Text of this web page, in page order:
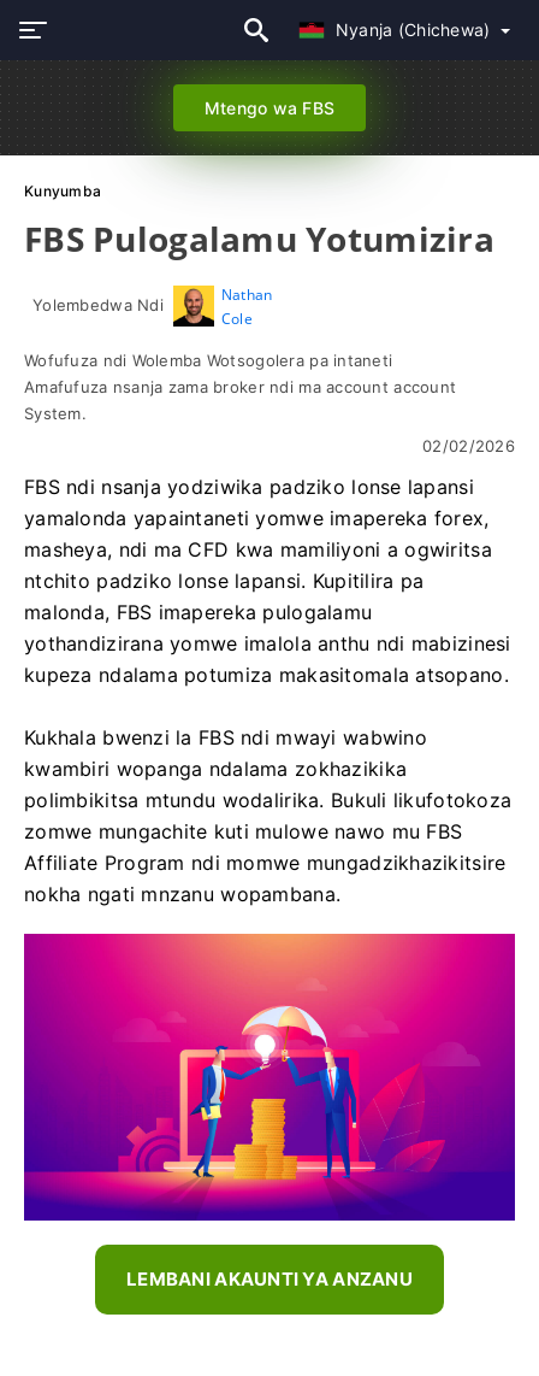
Nyanja (Chichewa)
Mtengo wa FBS
Kunyumba
FBS Pulogalamu Yotumizira
Yolembedwa Ndi
Nathan
Cole
Wofufuza ndi Wolemba Wotsogolera pa intaneti
Amafufuza nsanja zama broker ndi ma account account
System.
02/02/2026
FBS ndi nsanja yodziwika padziko lonse lapansi
yamalonda yapaintaneti yomwe imapereka forex,
masheya, ndi ma CFD kwa mamiliyoni a ogwiritsa
ntchito padziko lonse lapansi. Kupitilira pa
malonda, FBS imapereka pulogalamu
yothandizirana yomwe imalola anthu ndi mabizinesi
kupeza ndalama potumiza makasitomala atsopano.
Kukhala bwenzi la FBS ndi mwayi wabwino
kwambiri wopanga ndalama zokhazikika
polimbikitsa mtundu wodalirika. Bukuli likufotokoza
zomwe mungachite kuti mulowe nawo mu FBS
Affiliate Program ndi momwe mungadzikhazikitsire
nokha ngati mnzanu wopambana.
LEMBANI AKAUNTI YA ANZANU